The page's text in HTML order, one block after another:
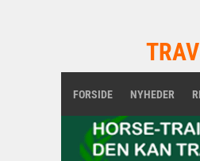
FORSIDE NYHEDER